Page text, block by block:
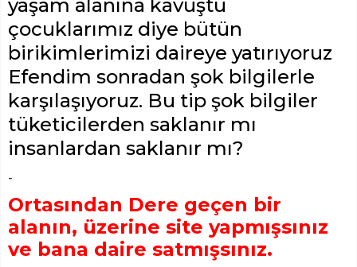
yaşam alanına kavuştu
çocuklarımız diye bütün
birikimlerimizi daireye yatırıyoruz
Efendim sonradan şok bilgilerle
karşılaşıyoruz. Bu tip şok bilgiler
tüketicilerden saklanır mı
insanlardan saklanır mı?
-
Ortasından Dere geçen bir
alanın, üzerine site yapmışsınız
ve bana daire satmışsınız.